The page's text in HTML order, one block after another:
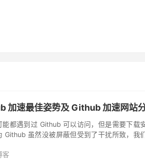
加速最佳姿势及 Github 加速网站
能都遇到过 Github 可以访问，但是需要下载
Github 虽然没被屏蔽但受到了干扰所致，我
客